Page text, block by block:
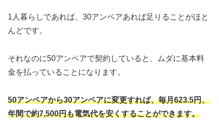
1人暮らしであれば、30アンペアあれば足りることがほと
んどです。
それなのに50アンペアで契約していると、ムダに基本料
金を払っていることになります。
50アンペアから30アンペアに変更すれば、毎月623.5円、
年間で約7,500円も電気代を安くすることができます。